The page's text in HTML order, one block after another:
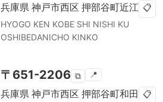
兵庫県 神戸市西区 押部谷町近江 📋
HYOGO KEN KOBE SHI NISHI KU
OSHIBEDANICHO KINKO
〒 651-2206 ⧉ 📍
兵庫県 神戸市西区 押部谷町和田 📋